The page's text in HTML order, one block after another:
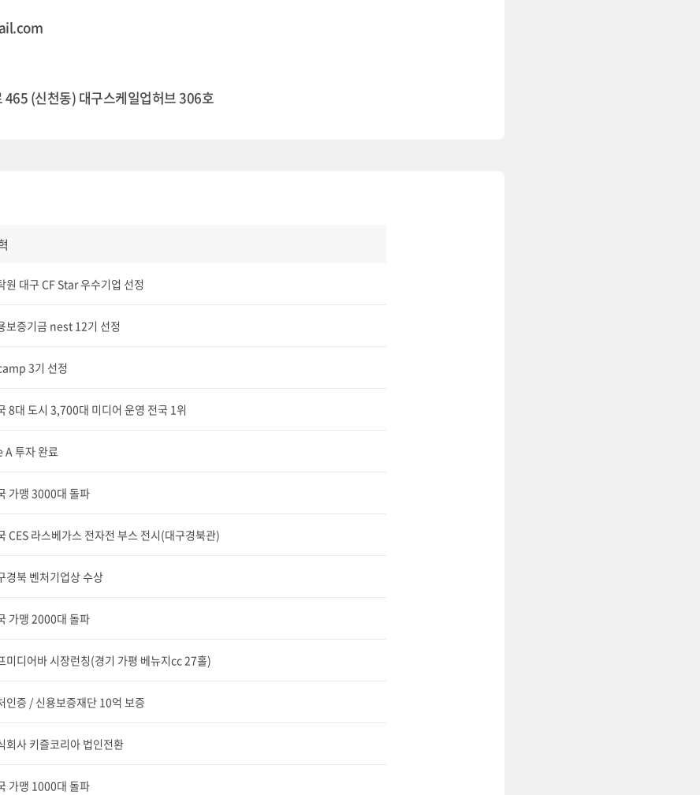
465 (신천동) 대구스케일업허브 306호
원 대구 CF Star 우수기업 선정
보증기금 nest 12기 선정
3기 선정
8대 도시 3,700대 미디어 운영 전국 1위
A 투자 완료
가맹 3000대 돌파
CES 라스베가스 전자전 부스 전시(대구경북관)
경북 벤처기업상 수상
가맹 2000대 돌파
미디어바 시장런칭(경기 가평 베뉴지cc 27홀)
인증 / 신용보증재단 10억 보증
회사 키즐코리아 법인전환
가맹 1000대 돌파